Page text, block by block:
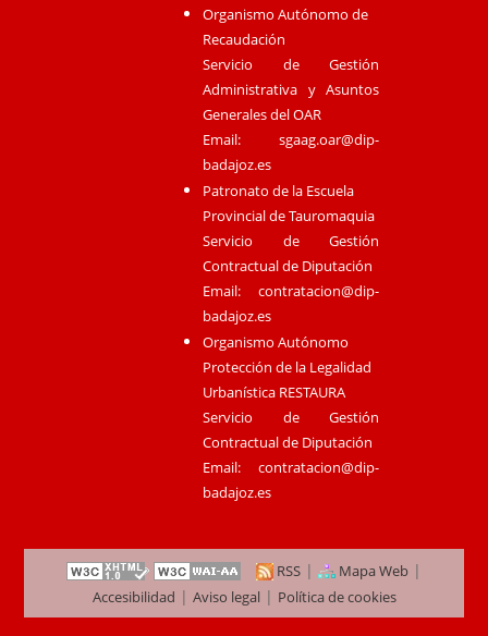
Organismo Autónomo de
Recaudación
Servicio de Gestión
Administrativa y Asuntos
Generales del OAR
Email:sgaag.oar@dip-
badajoz.es
Patronato de la Escuela
Provincial de Tauromaquia
Servicio de Gestión
Contractual de Diputación
Email:contratacion@dip-
badajoz.es
Organismo Autónomo
Protección de la Legalidad
Urbanística RESTAURA
Servicio de Gestión
Contractual de Diputación
Email:contratacion@dip-
badajoz.es
RSS | Mapa Web |
Accesibilidad | Aviso legal| Política de cookies